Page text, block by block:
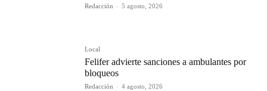
Redacción - 5 agosto, 2026
Local
Felifer advierte sanciones a ambulantes por
bloqueos
Redacción - 4 agosto, 2026